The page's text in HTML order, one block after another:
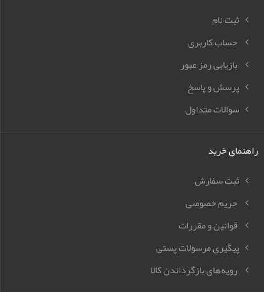
ثبت نام
حساب کاربری
بازیابی رمز عبور
پرسش و پاسخ
سوالات متداول
راهنمای خرید
ثبت سفارش
حریم خصوصی
قوانین و مقررات
پیگیری مرسولات پستی
رویه‌های بازگرداندن کالا